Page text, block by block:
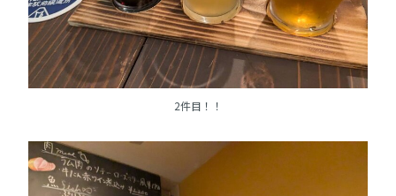
2件目！！